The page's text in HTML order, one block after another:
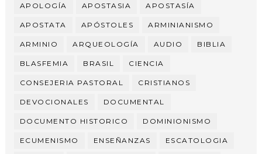
APOLOGÍA APOSTASIA APOSTASÍA
APOSTATA APÓSTOLES ARMINIANISMO
ARMINIO ARQUEOLOGÍA AUDIO BIBLIA
BLASFEMIA BRASIL CIENCIA
CONSEJERIA PASTORAL CRISTIANOS
DEVOCIONALES DOCUMENTAL
DOCUMENTO HISTORICO DOMINIONISMO
ECUMENISMO ENSEÑANZAS ESCATOLOGIA